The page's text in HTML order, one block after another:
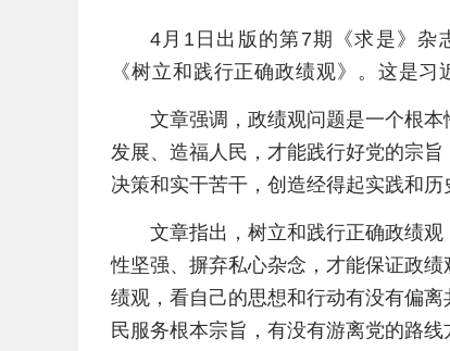
4月1日出版的第7期《求是》杂
《树立和践行正确政绩观》。这是
文章强调，政绩观问题是一个根
发展、造福人民，才能践行好党的宗
决策和实干苦干，创造经得起实践和
文章指出，树立和践行正确政绩
性坚强、摒弃私心杂念，才能保证政
绩观，看自己的思想和行动有没有偏
民服务根本宗旨，有没有游离党的路